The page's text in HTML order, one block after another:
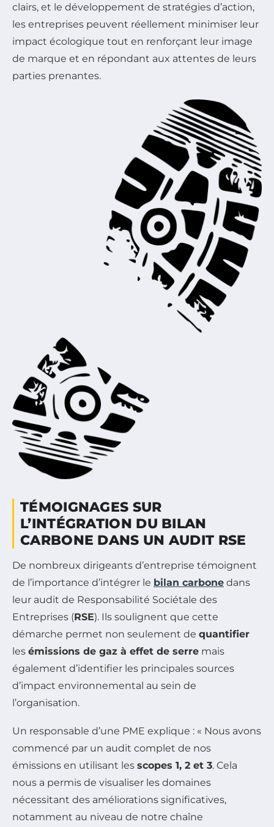
clairs, et le développement de stratégies d’action,
les entreprises peuvent réellement minimiser leur
impact écologique tout en renforçant leur image
de marque et en répondant aux attentes de leurs
parties prenantes.
TÉMOIGNAGES SUR
L’INTÉGRATION DU BILAN
CARBONE DANS UN AUDIT RSE
De nombreux dirigeants d’entreprise témoignent
de l’importance d’intégrer le bilan carbone dans
leur audit de Responsabilité Sociétale des
Entreprises (RSE). Ils soulignent que cette
démarche permet non seulement de quantifier
les émissions de gaz à effet de serre mais
également d’identifier les principales sources
d’impact environnemental au sein de
l’organisation.
Un responsable d’une PME explique : « Nous avons
commencé par un audit complet de nos
émissions en utilisant les scopes 1, 2 et 3. Cela
nous a permis de visualiser les domaines
nécessitant des améliorations significatives,
notamment au niveau de notre chaîne